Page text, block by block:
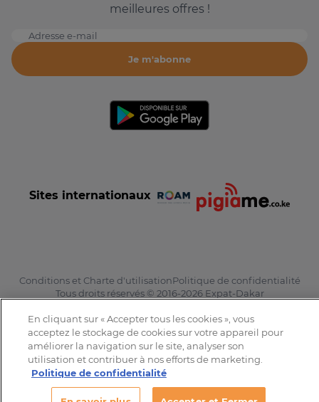
meilleures offres !
Adresse e-mail
Je m'abonne
Sites internationaux
Conditions et Charte d'utilisationPolitique de confidentialité
Tous droits réservés © 2016-2026 Expat-Dakar
En cliquant sur « Accepter tous les cookies », vous
acceptez le stockage de cookies sur votre appareil pour
améliorer la navigation sur le site, analyser son
utilisation et contribuer à nos efforts de marketing.
Politique de confidentialité